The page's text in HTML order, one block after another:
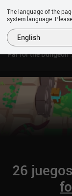
Par for the Dungeon
26
The language of the
system language.
English